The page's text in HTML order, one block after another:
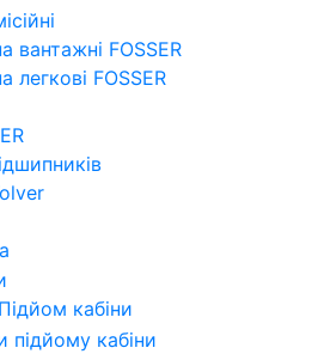
вантажні FOSSER
легкові FOSSER
Підйом кабіни
підйому кабіни